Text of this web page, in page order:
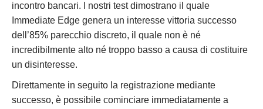
incontro bancari. I nostri test dimostrano il quale
Immediate Edge genera un interesse vittoria successo
dell’85% parecchio discreto, il quale non è né
incredibilmente alto né troppo basso a causa di costituire
un disinteresse.
Direttamente in seguito la registrazione mediante
successo, è possibile cominciare immediatamente a